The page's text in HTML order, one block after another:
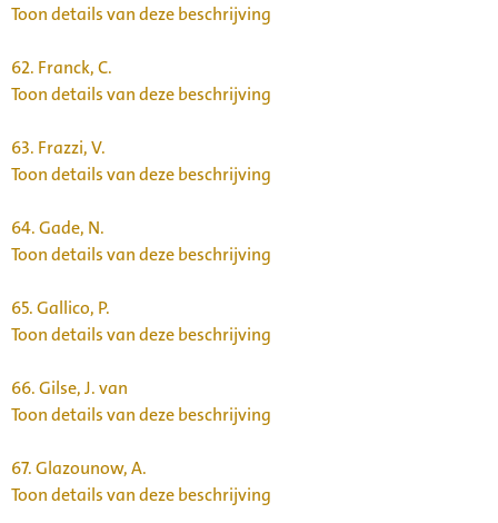
Toon details van deze beschrijving
62. Franck, C.
Toon details van deze beschrijving
63. Frazzi, V.
Toon details van deze beschrijving
64.Gade, N.
Toon details van deze beschrijving
65.Gallico, P.
Toon details van deze beschrijving
66.Gilse, J. van
Toon details van deze beschrijving
67.Glazounow, A.
Toon details van deze beschrijving